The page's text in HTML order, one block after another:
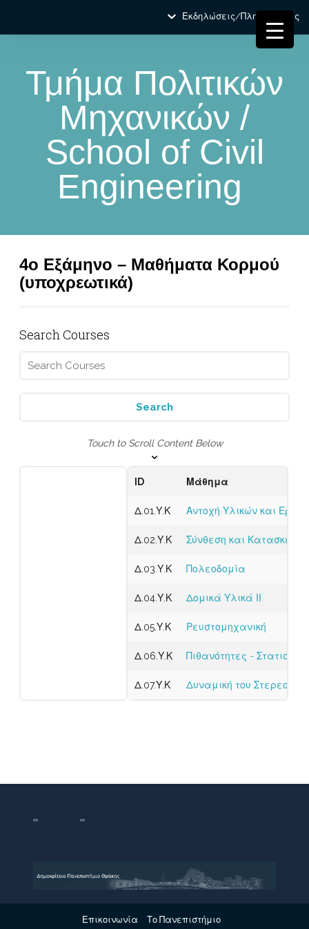
Εκδηλώσεις/Πληροφορίες
Τμήμα Πολιτικών
Μηχανικών /
School of Civil
Engineering
4ο Εξάμηνο – Μαθήματα Κορμού
(υποχρεωτικά)
Search Courses
Touch to Scroll Content Below
ID Μάθημα
Δ.01.Υ.Κ Αντοχή Υλικών και
Δ.02.Υ.Κ Σύνθεση και Κατασκευή
Δ.03.Υ.Κ Πολεοδομία
Δ.04.Υ.Κ Δομικά Υλικά ΙΙ
Δ.05.Υ.Κ Ρευστομηχανική
Δ.06.Υ.Κ Πιθανότητες - Στατιστική
Δ.07.Υ.Κ Δυναμική του Στερεού
Επικοινωνία Το Πανεπιστήμιο